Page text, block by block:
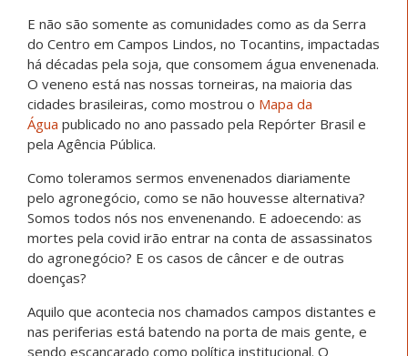
E não são somente as comunidades como as da Serra
do Centro em Campos Lindos, no Tocantins, impactadas
há décadas pela soja, que consomem água envenenada.
O veneno está nas nossas torneiras, na maioria das
cidades brasileiras, como mostrou o Mapa da
Água publicado no ano passado pela Repórter Brasil e
pela Agência Pública.
Como toleramos sermos envenenados diariamente
pelo agronegócio, como se não houvesse alternativa?
Somos todos nós nos envenenando. E adoecendo: as
mortes pela covid irão entrar na conta de assassinatos
do agronegócio? E os casos de câncer e de outras
doenças?
Aquilo que acontecia nos chamados campos distantes e
nas periferias está batendo na porta de mais gente, e
sendo escancarado como política institucional. O